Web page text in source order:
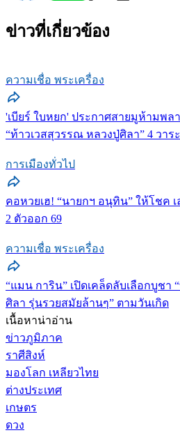
ข่าวที่เกี่ยวข้อง
ความเชื่อ พระเครื่อง
'เบียร์ ใบหยก' ประกาศสายมูห้ามพล
“ท้าวเวสสุวรรณ หลวงปู่ศิลา” 4 วาระ
การเมืองทั่วไป
คอหวยเฮ! “นายกฯ อนุทิน” ให้โชค เ
2 ตัวออก 69
ความเชื่อ พระเครื่อง
“แมน การิน” เปิดเคล็ดลับเลือกบูชา
ศิลา รุ่นรวยสมัยล้านๆ” ตามวันเกิด
เนื้อหาน่าอ่าน
ข่าวภูมิภาค
ราศีสิงห์
มองโลก เหลียวไทย
ต่างประเทศ
เกษตร
ดวง